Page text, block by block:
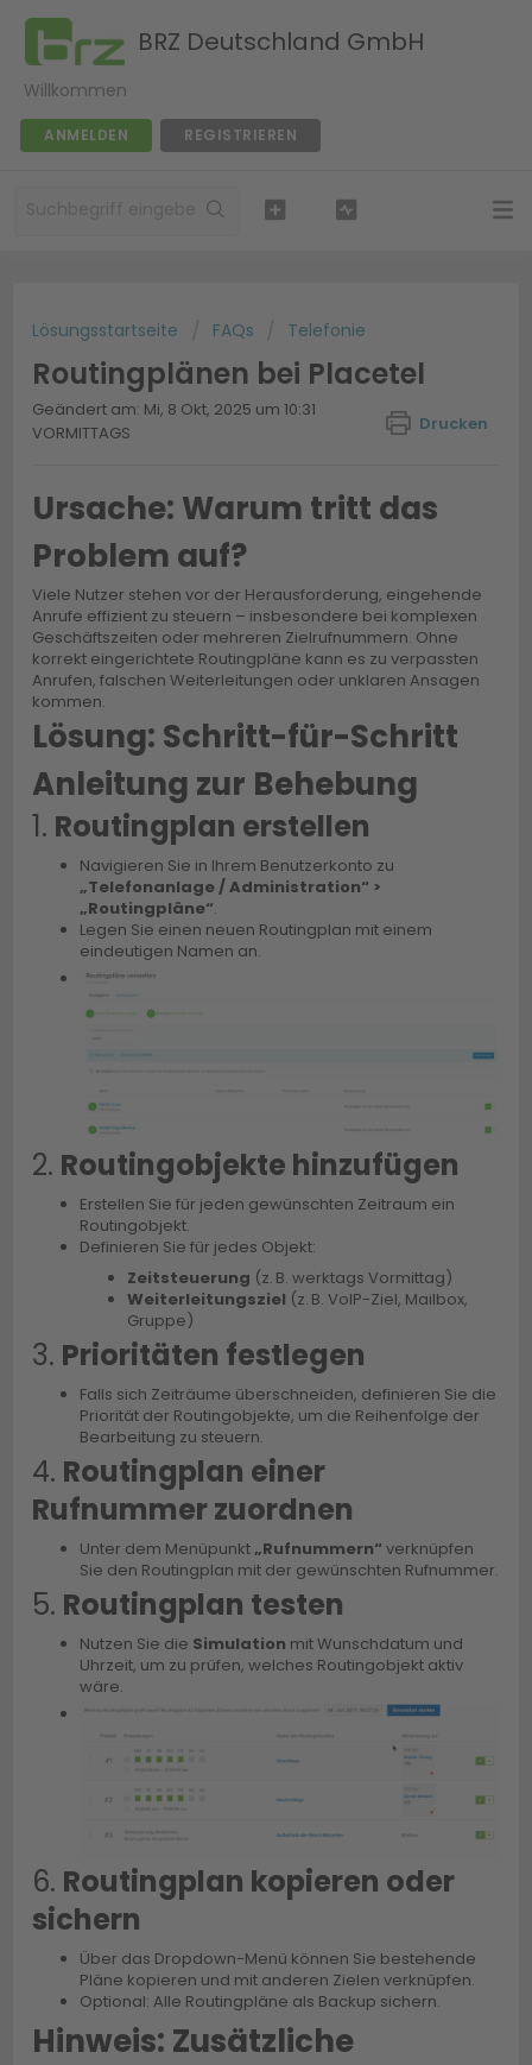
BRZ Deutschland GmbH
Willkommen
ANMELDEN REGISTRIEREN
Lösungsstartseite FAQs Telefonie
Routingplänen bei Placetel
Drucken
Geändert am: Mi, 8 Okt, 2025 um 10:31
VORMITTAGS
Ursache: Warum tritt das
Problem auf?
Viele Nutzer stehen vor der Herausforderung, eingehende
Anrufe effizient zu steuern – insbesondere bei komplexen
Geschäftszeiten oder mehreren Zielrufnummern. Ohne
korrekt eingerichtete Routingpläne kann es zu verpassten
Anrufen, falschen Weiterleitungen oder unklaren Ansagen
kommen.
Lösung: Schritt-für-Schritt
Anleitung zur Behebung
1. Routingplan erstellen
Navigieren Sie in Ihrem Benutzerkonto zu
„Telefonanlage / Administration“ >
„Routingpläne“.
Legen Sie einen neuen Routingplan mit einem
eindeutigen Namen an.
2. Routingobjekte hinzufügen
Erstellen Sie für jeden gewünschten Zeitraum ein
Routingobjekt.
Definieren Sie für jedes Objekt:
Zeitsteuerung (z. B. werktags Vormittag)
Weiterleitungsziel (z. B. VoIP-Ziel, Mailbox,
Gruppe)
3. Prioritäten festlegen
Falls sich Zeiträume überschneiden, definieren Sie die
Priorität der Routingobjekte, um die Reihenfolge der
Bearbeitung zu steuern.
4. Routingplan einer
Rufnummer zuordnen
Unter dem Menüpunkt„Rufnummern“ verknüpfen
Sie den Routingplan mit der gewünschten Rufnummer.
5. Routingplan testen
Nutzen Sie die Simulation mit Wunschdatum und
Uhrzeit, um zu prüfen, welches Routingobjekt aktiv
wäre.
6. Routingplan kopieren oder
sichern
Über das Dropdown-Menü können Sie bestehende
Pläne kopieren und mit anderen Zielen verknüpfen.
Optional: Alle Routingpläne als Backup sichern.
Hinweis: Zusätzliche